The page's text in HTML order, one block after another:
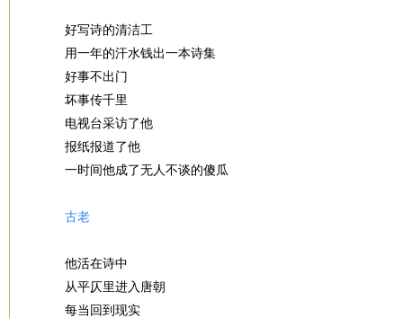
好写诗的清洁工
用一年的汗水钱出一本诗集
好事不出门
坏事传千里
电视台采访了他
报纸报道了他
一时间他成了无人不谈的傻瓜
古老
他活在诗中
从平仄里进入唐朝
每当回到现实